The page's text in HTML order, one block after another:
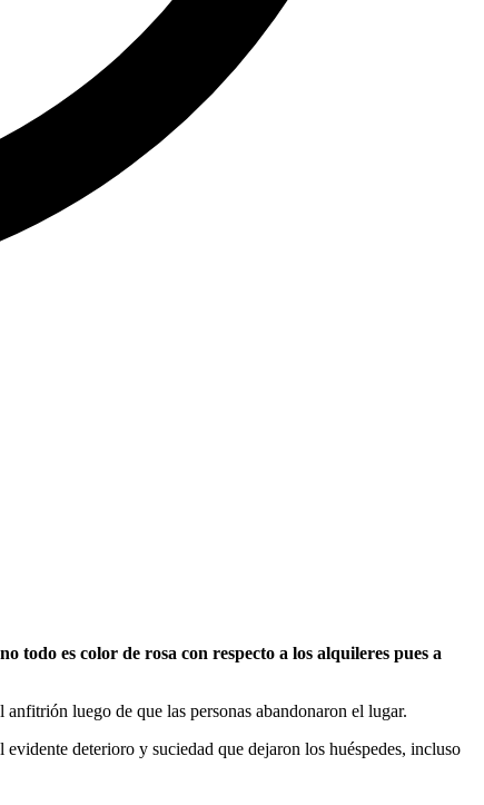
es color de rosa con respecto a los alquileres pues a
luego de que las personas abandonaron el lugar.
deterioro y suciedad que dejaron los huéspedes, incluso